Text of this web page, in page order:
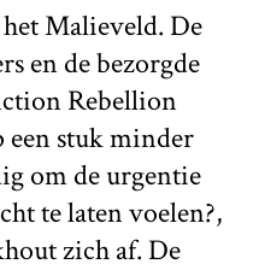
Malieveld. De
en de bezorgde
Rebellion
een stuk minder
om de urgentie
te laten voelen?,
zich af. De